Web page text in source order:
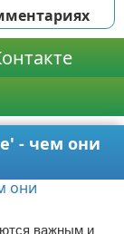
- чем они
важным и